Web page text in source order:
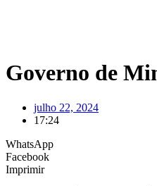
Governo de
julho 22, 2024
17:24
WhatsApp
Facebook
Imprimir